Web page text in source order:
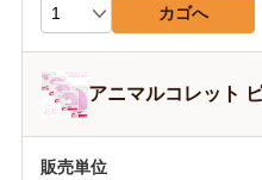
カゴへ
アニマルコレット